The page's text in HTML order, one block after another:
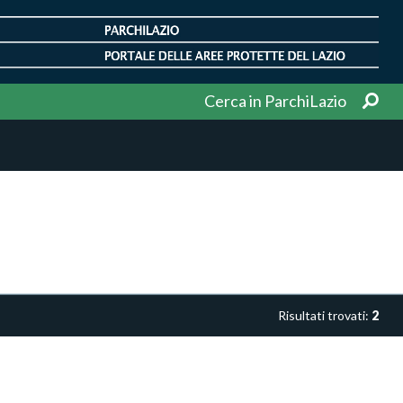
Cerca in ParchiLazio
Risultati trovati: 2